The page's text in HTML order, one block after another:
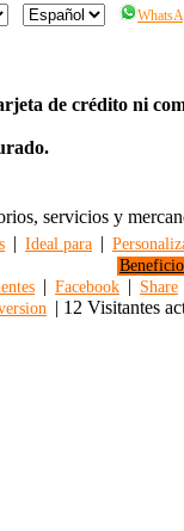
de crédito ni
servicios y
| Ideal para |
| Facebook | Share
| 12 Visitantes